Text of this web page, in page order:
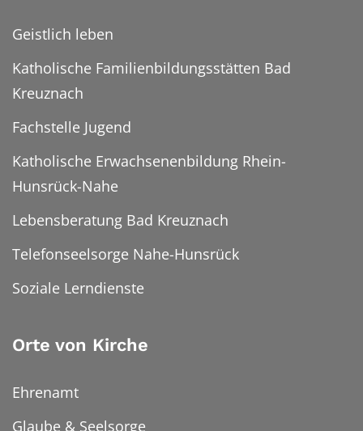
Geistlich leben
Katholische Familienbildungsstätten Bad
Kreuznach
Fachstelle Jugend
Katholische Erwachsenenbildung Rhein-
Hunsrück-Nahe
Lebensberatung Bad Kreuznach
Telefonseelsorge Nahe-Hunsrück
Soziale Lerndienste
Orte von Kirche
Ehrenamt
Glaube & Seelsorge